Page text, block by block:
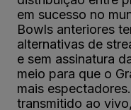
em sucesso no
Bowls anteriores
alternativas de
e sem assinatura
meio para que o
mais
transmitido ao